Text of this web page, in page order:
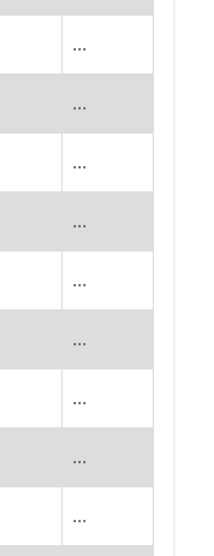
...
...
...
...
...
...
...
...
...